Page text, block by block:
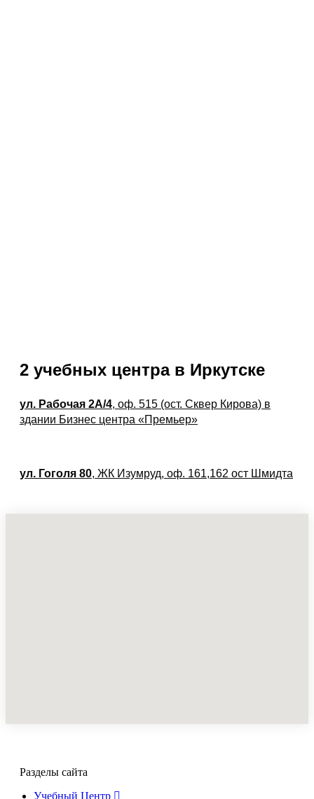
2 учебных центра в Иркутске
ул. Рабочая 2А/4, оф. 515 (ост. Сквер Кирова) в
здании Бизнес центра «Премьер»
ул. Гоголя 80, ЖК Изумруд, оф. 161,162 ост Шмидта
Разделы сайта
Учебный Центр